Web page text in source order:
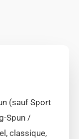
(sauf Sport
Spun /
classique,